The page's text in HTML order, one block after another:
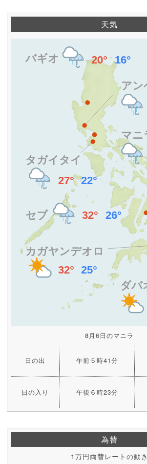
天気
8月6日のマニラ
日の出 午前５時41分
日の入り 午後６時23分
為替
1万円両替レートの動き